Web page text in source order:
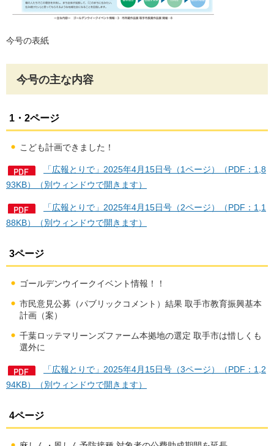
今号の表紙
今号の主な内容
1・2ページ
こども計画できました！
「広報とりで」2025年4月15日号（1ページ）（PDF：1,8
93KB）（別ウィンドウで開きます）
「広報とりで」2025年4月15日号（2ページ）（PDF：1,1
88KB）（別ウィンドウで開きます）
3ページ
ゴールデンウイークイベント情報！！
市民意見公募（パブリックコメント）結果 取手市教育振興基本
計画（案）
千葉ロッテマリーンズファーム本拠地の選定 取手市は惜しくも
選外に
「広報とりで」2025年4月15日号（3ページ）（PDF：1,2
94KB）（別ウィンドウで開きます）
4ページ